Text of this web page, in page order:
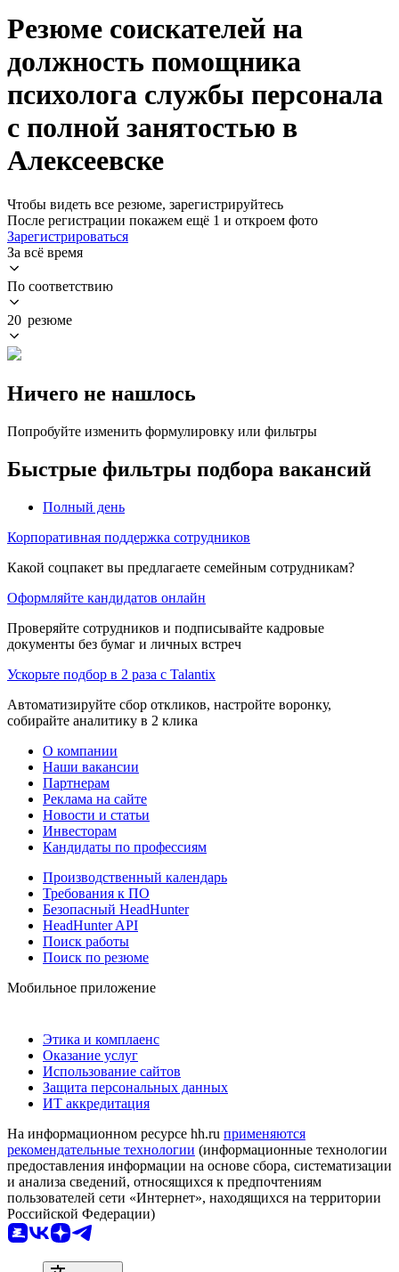
Резюме соискателей на
должность помощника
психолога службы персонала
с полной занятостью в
Алексеевске
Чтобы видеть все резюме, зарегистрируйтесь
После регистрации покажем ещё 1 и откроем фото
Зарегистрироваться
За всё время
По соответствию
20 резюме
Ничего не нашлось
Попробуйте изменить формулировку или фильтры
Быстрые фильтры подбора вакансий
Полный день
Корпоративная поддержка сотрудников
Какой соцпакет вы предлагаете семейным сотрудникам?
Оформляйте кандидатов онлайн
Проверяйте сотрудников и подписывайте кадровые
документы без бумаг и личных встреч
Ускорьте подбор в 2 раза с Talantix
Автоматизируйте сбор откликов, настройте воронку,
собирайте аналитику в 2 клика
О компании
Наши вакансии
Партнерам
Реклама на сайте
Новости и статьи
Инвесторам
Кандидаты по профессиям
Производственный календарь
Требования к ПО
Безопасный HeadHunter
HeadHunter API
Поиск работы
Поиск по резюме
Мобильное приложение
Этика и комплаенс
Оказание услуг
Использование сайтов
Защита персональных данных
ИТ аккредитация
На информационном ресурсе hh.ru применяются
рекомендательные технологии (информационные технологии
предоставления информации на основе сбора, систематизации
и анализа сведений, относящихся к предпочтениям
пользователей сети «Интернет», находящихся на территории
Российской Федерации)